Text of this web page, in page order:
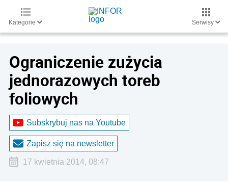
Kategorie Serwisy
Ograniczenie zużycia
jednorazowych toreb
foliowych
Subskrybuj nas na Youtube
Zapisz się na newsletter
17 kwietnia 2014, 08:47